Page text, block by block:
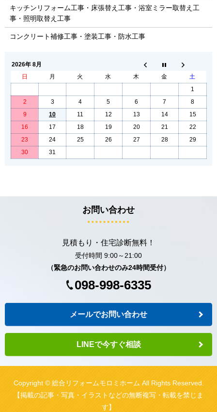
キッチンリフォーム工事・床張替え工事・浴室ミラー取替え工
事・照明取替え工事
コンクリート補修工事・塗装工事・防水工事
2026年 8月
日
月 火 水 木 金
土
1
2
3 4 5 6 7
8
9
10 11 12 13 14
15
16
17 18 19 20 21
22
23
24 25 26 27 28
29
30
31
お問い合わせ
見積もり・住宅診断無料！
受付時間 9:00～21:00
（緊急のお問い合わせのみ24時間受付）
098-998-6335
メールでお問い合わせ
LINEで今すぐ相談
Copyright © 総合リフォームモロミホーム All Rights Reserved.
【掲載の記事・写真・イラストなどの無断複写・転載を禁じま
す】